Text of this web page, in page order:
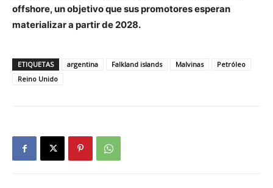
offshore, un objetivo que sus promotores esperan
materializar a partir de 2028.
ETIQUETAS argentina Falkland islands Malvinas
Petróleo
Reino Unido